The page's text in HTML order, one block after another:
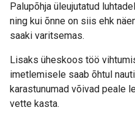
Palupõhja üleujutatud
ning kui õnne on siis ehk
saaki varitsemas.
Lisaks üheskoos töö
imetlemisele saab õhtul
karastunumad võivad peale
vette kasta.